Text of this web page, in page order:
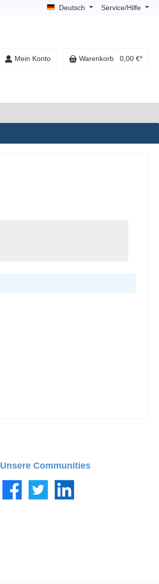
Deutsch Service/Hilfe
Mein Konto Warenkorb 0,00 €*
Unsere Communities
FacebookTwitter LinkedIn